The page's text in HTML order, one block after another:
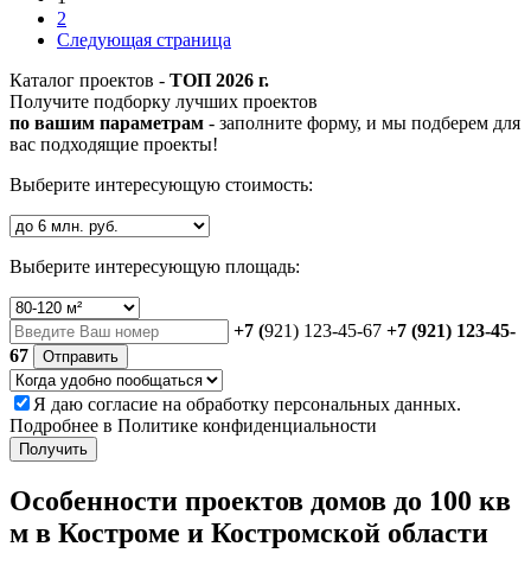
2
Следующая страница
Каталог проектов - ТОП 2026 г.
Получите подборку лучших проектов
по вашим параметрам - заполните форму, и мы подберем для
вас подходящие проекты!
Выберите интересующую стоимость:
Выберите интересующую площадь:
+7 (921) 123-45-67 +7 (921) 123-45-
67
Отправить
Я даю согласие на обработку персональных данных.
Подробнее в Политике конфиденциальности
Получить
Особенности проектов домов до 100 кв
м в Костроме и Костромской области